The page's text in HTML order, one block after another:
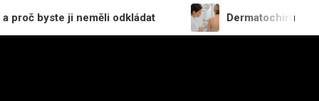
odkládat Dermatochirurgie v praxi: Jak